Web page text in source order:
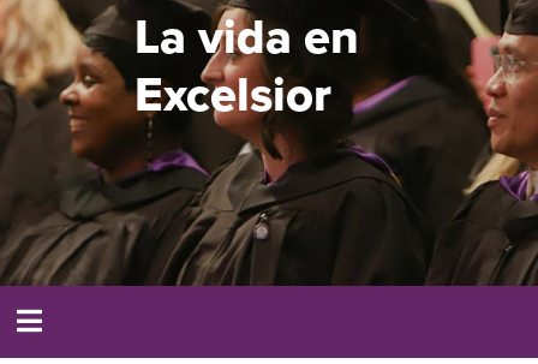
La vida en
Excelsior